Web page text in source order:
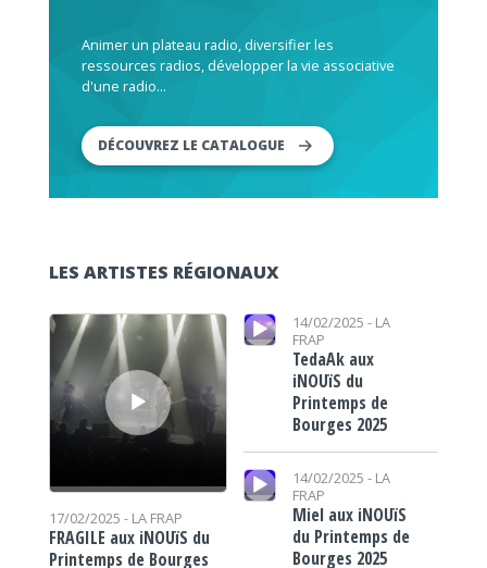
Animer un plateau radio, diversifier les
ressources radios, développer la vie associative
d'une radio...
DÉCOUVREZ LE CATALOGUE
LES ARTISTES RÉGIONAUX
Lecteur audio
17/02/2025 - LA FRAP
FRAGILE aux iNOUïS du
Printemps de Bourges
Lecteur audio 14/02/2025 - LA
FRAP
TedaAk aux
iNOUïS du
Printemps de
Bourges 2025
Lecteur audio
14/02/2025 - LA
FRAP
Miel aux iNOUïS
du Printemps de
Bourges 2025